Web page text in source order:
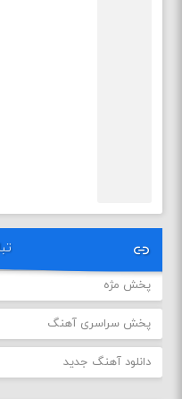
پخش مژه
پخش سراسری آهنگ
دانلود آهنگ جدید